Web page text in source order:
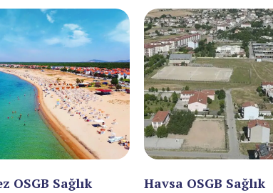
OSGB Sağlık
Havsa OSGB Sağlık